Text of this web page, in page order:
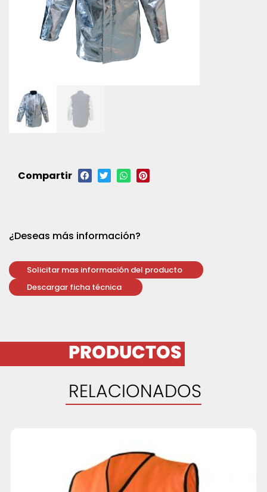
Compartir
¿Deseas más información?
Solicitar mas información del producto
Descargar ficha técnica
PRODUCTOS
RELACIONADOS